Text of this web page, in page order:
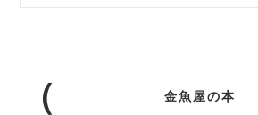
金魚屋の本